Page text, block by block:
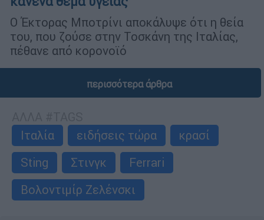
Ο Έκτορας Μποτρίνι αποκάλυψε ότι η θεία
του, που ζούσε στην Τοσκάνη της Ιταλίας,
πέθανε από κορονοϊό
περισσότερα άρθρα
Ιταλία
ειδήσεις τώρα
κρασί
Sting
Στινγκ
Ferrari
Βολοντιμίρ Ζελένσκι